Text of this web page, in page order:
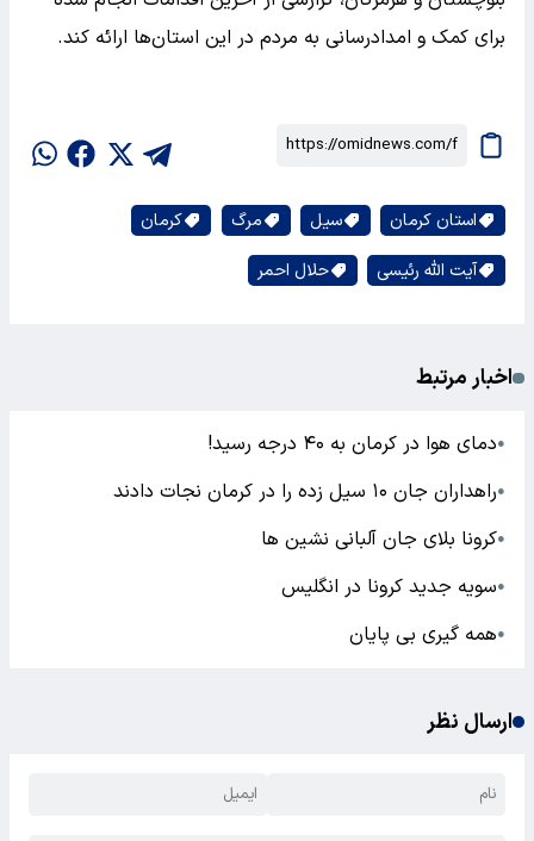
برای کمک و امدادرسانی به مردم در این استان‌ها ارائه کند.
استان کرمان سیل مرگ
کرمان
آیت الله رئیسی
حلال احمر
اخبار مرتبط
●دمای هوا در کرمان به ۴۰ درجه رسید!
●راهداران جان ۱۰ سیل زده را در کرمان نجات دادند
●کرونا بلای جان آلبانی نشین ها
●سویه جدید کرونا در انگلیس
●همه گیری بی پایان
ارسال نظر